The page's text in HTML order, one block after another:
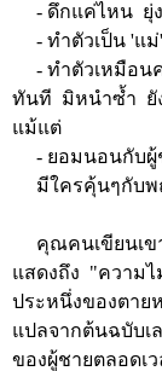
- ดึกแค่ไหน ยุ่ง
- ทำตัวเป็น 'แม่
- ทำตัวเหมือนค
ทันที มิหนำซ้ำ ยัง
แม้แต่
- ยอมนอนกับผู้ช
มีใครคุ้นๆกับพ
คุณคนเขียนเขา
แสดงถึง "ความ
ประหนึ่งของตาย
แปลจากต้นฉบับเ
ของผู้ชายตลอดเว